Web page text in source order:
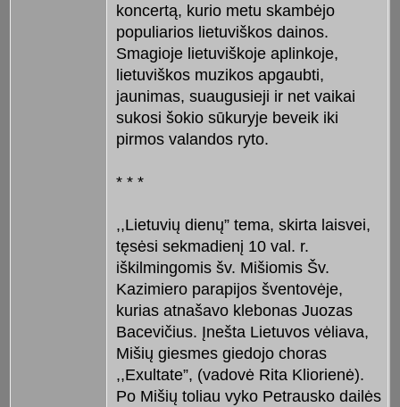
koncertą, kurio metu skambėjo
populiarios lietuviškos dainos.
Smagioje lietuviškoje aplinkoje,
lietuviškos muzikos apgaubti,
jaunimas, suaugusieji ir net vaikai
sukosi šokio sūkuryje beveik iki
pirmos valandos ryto.
* * *
,,Lietuvių dienų” tema, skirta laisvei,
tęsėsi sekmadienį 10 val. r.
iškilmingomis šv. Mišiomis Šv.
Kazimiero parapijos šventovėje,
kurias atnašavo klebonas Juozas
Bacevičius. Įnešta Lietuvos vėliava,
Mišių giesmes giedojo choras
,,Exultate”, (vadovė Rita Kliorienė).
Po Mišių toliau vyko Petrausko dailės